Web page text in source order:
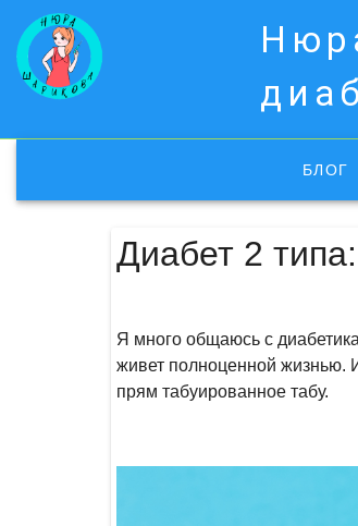
БЛОГ
Диабет 2
Я много общаюсь с
живет полноценной жизнью.
прям табуированное табу.